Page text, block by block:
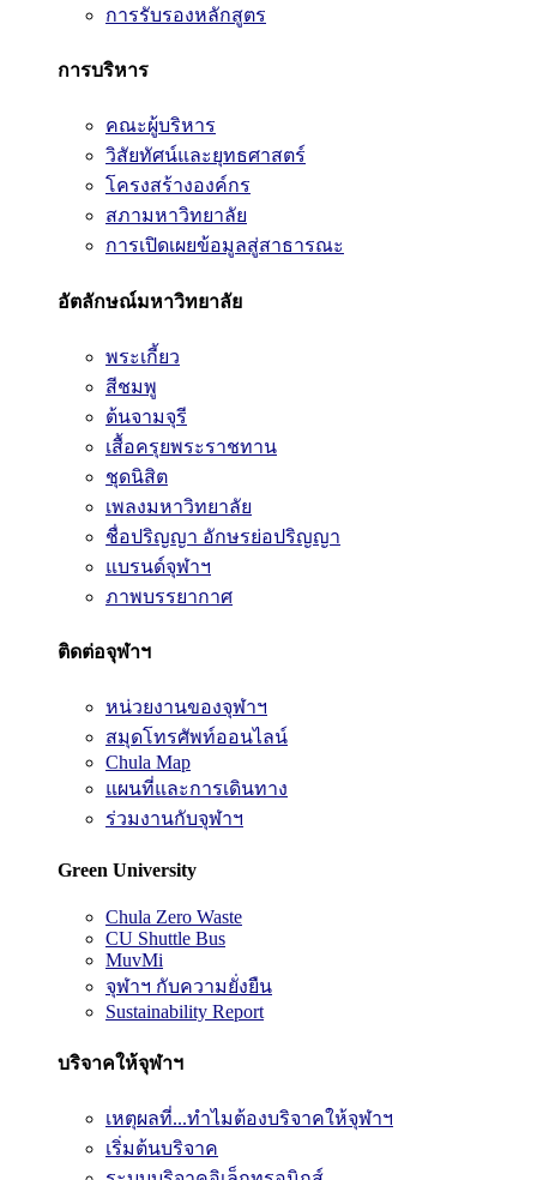
การรับรองหลักสูตร
การบริหาร
คณะผู้บริหาร
วิสัยทัศน์และยุทธศาสตร์
โครงสร้างองค์กร
สภามหาวิทยาลัย
การเปิดเผยข้อมูลสู่สาธารณะ
อัตลักษณ์มหาวิทยาลัย
พระเกี้ยว
สีชมพู
ต้นจามจุรี
เสื้อครุยพระราชทาน
ชุดนิสิต
เพลงมหาวิทยาลัย
ชื่อปริญญา อักษรย่อปริญญา
แบรนด์จุฬาฯ
ภาพบรรยากาศ
ติดต่อจุฬาฯ
หน่วยงานของจุฬาฯ
สมุดโทรศัพท์ออนไลน์
Chula Map
แผนที่และการเดินทาง
ร่วมงานกับจุฬาฯ
Green University
Chula Zero Waste
CU Shuttle Bus
MuvMi
จุฬาฯ กับความยั่งยืน
Sustainability Report
บริจาคให้จุฬาฯ
เหตุผลที่...ทำไมต้องบริจาคให้จุฬาฯ
เริ่มต้นบริจาค